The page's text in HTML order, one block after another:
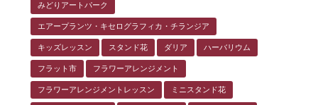
みどりアートパーク
エアープランツ・キセログラフィカ・チランジア
キッズレッスン スタンド花 ダリア ハーバリウム
フラット市 フラワーアレンジメント
フラワーアレンジメントレッスン ミニスタンド花